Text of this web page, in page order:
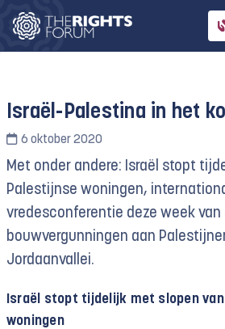
Israël-Palestina in het
6 oktober 2020
Met onder andere: Israël stopt
Palestijnse woningen,
vredesconferentie deze week van
bouwvergunningen aan
Jordaanvallei.
Israël stopt tijdelijk met slopen
woningen